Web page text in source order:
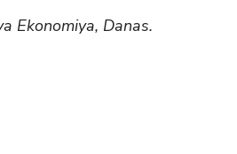
Ekonomiya, Danas.